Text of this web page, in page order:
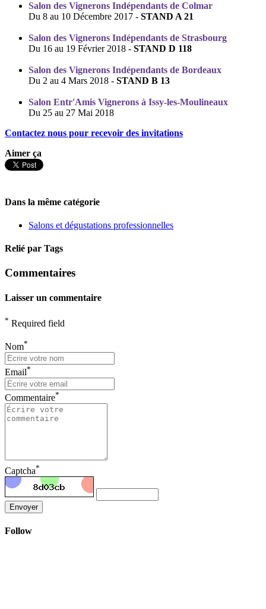
Salon des Vignerons Indépendants de Colmar
Du 8 au 10 Décembre 2017 - STAND A 21
Salon des Vignerons Indépendants de Strasbourg
Du 16 au 19 Février 2018 - STAND D 118
Salon des Vignerons Indépendants de Bordeaux
Du 2 au 4 Mars 2018 - STAND B 13
Salon Entr'Amis Vignerons à Issy-les-Moulineaux
Du 25 au 27 Mai 2018
Contactez nous pour recevoir des invitations
Aimer ça
Dans la même catégorie
Salons et dégustations professionnelles
Relié par Tags
Commentaires
Laisser un commentaire
* Required field
Nom*
Email*
Commentaire*
Captcha*
Envoyer
Follow